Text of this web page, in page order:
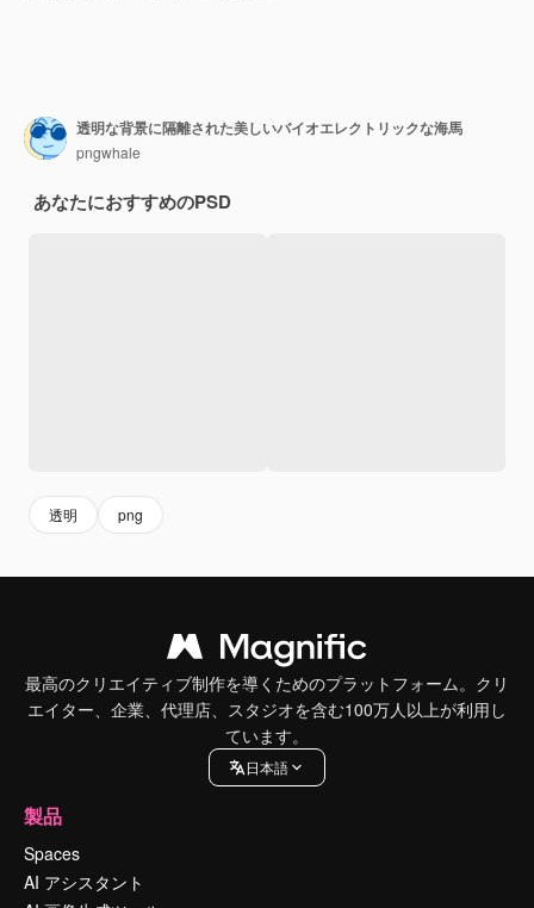
透明な背景に隔離された美しいバイオエレクトリックな海馬
pngwhale
あなたにおすすめのPSD
透明 png
最高のクリエイティブ制作を導くためのプラットフォーム。クリ
エイター、企業、代理店、スタジオを含む100万人以上が利用し
ています。
日本語
製品
Spaces
AI アシスタント